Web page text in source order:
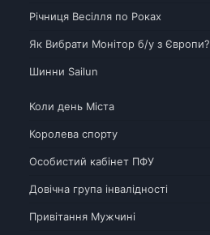
Річниця Весілля по Роках
Як Вибрати Монітор б/у з Європи?
Шинни Sailun
Коли день Міста
Королева спорту
Особистий кабінет ПФУ
Довічна група інвалідності
Привітання Мужчині